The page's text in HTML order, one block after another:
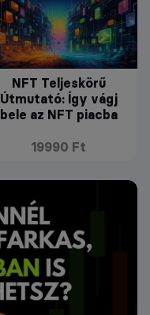
NFT Teljeskörű
Útmutató: Így vágj
bele az NFT piacba
19990 Ft